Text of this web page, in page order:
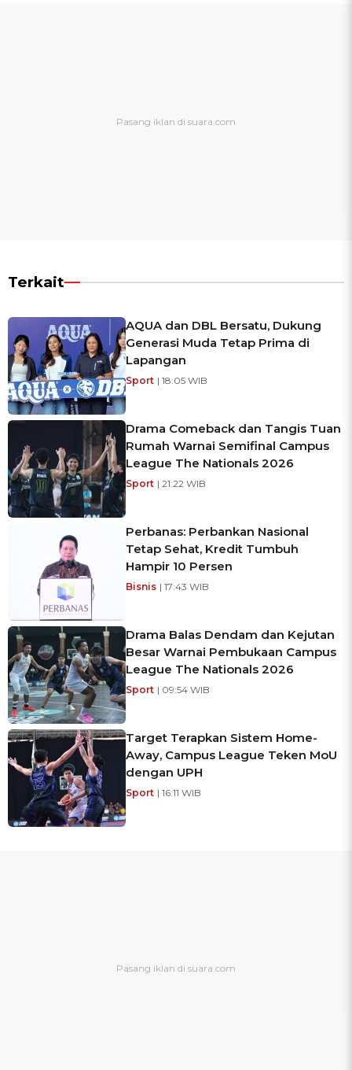
Terkait
AQUA dan DBL Bersatu, Dukung
Generasi Muda Tetap Prima di
Lapangan
Sport | 18:05 WIB
Drama Comeback dan Tangis Tuan
Rumah Warnai Semifinal Campus
League The Nationals 2026
Sport | 21:22 WIB
Perbanas: Perbankan Nasional
Tetap Sehat, Kredit Tumbuh
Hampir 10 Persen
Bisnis | 17:43 WIB
Drama Balas Dendam dan Kejutan
Besar Warnai Pembukaan Campus
League The Nationals 2026
Sport | 09:54 WIB
Target Terapkan Sistem Home-
Away, Campus League Teken MoU
dengan UPH
Sport | 16:11 WIB